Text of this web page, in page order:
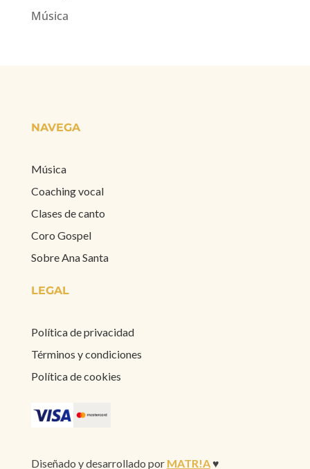
Música
NAVEGA
Música
Coaching vocal
Clases de canto
Coro Gospel
Sobre Ana Santa
LEGAL
Política de privacidad
Términos y condiciones
Política de cookies
Diseñado y desarrollado por MATR!A♥